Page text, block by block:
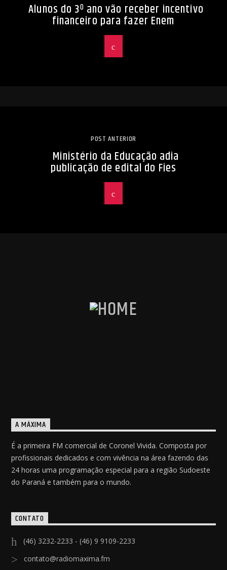
Alunos do 3º ano vão receber incentivo
financeiro para fazer Enem
POST ANTERIOR
Ministério da Educação adia
publicação de edital do Fies
A MÁXIMA
É a primeira FM comercial de Coronel Vivida. Composta por
profissionais dedicados e com vivência na área fazendo das
24 horas uma programação especial para a região Sudoeste
do Paraná e também para o mundo.
CONTATO
(46) 3232-2233 - (46) 9 9109-2233
contato@radiomaxima.fm